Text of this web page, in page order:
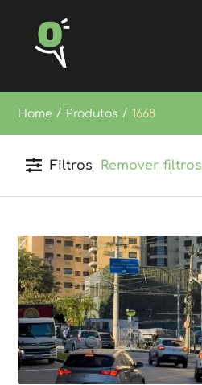
Home / Produtos / 1668
Filtros Remover filtros